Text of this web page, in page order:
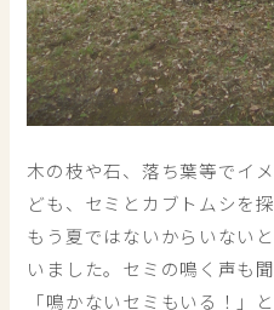
木の枝や石、落ち葉等でイ
ども、セミとカブトムシを
もう夏ではないからいない
いました。セミの鳴く声も
「鳴かないセミもいる！」